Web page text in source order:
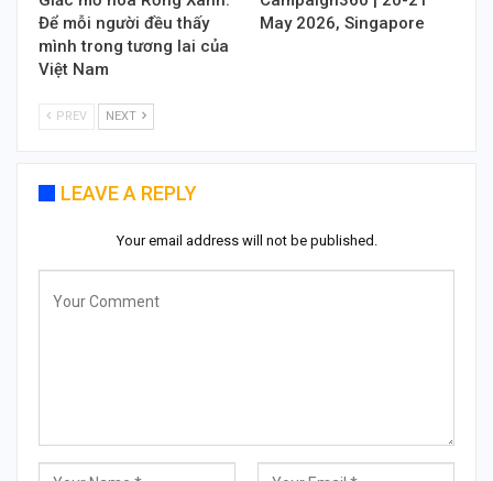
Để mỗi người đều thấy
mình trong tương lai của
Việt Nam
May 2026, Singapore
PREV NEXT
LEAVE A REPLY
Your email address will not be published.